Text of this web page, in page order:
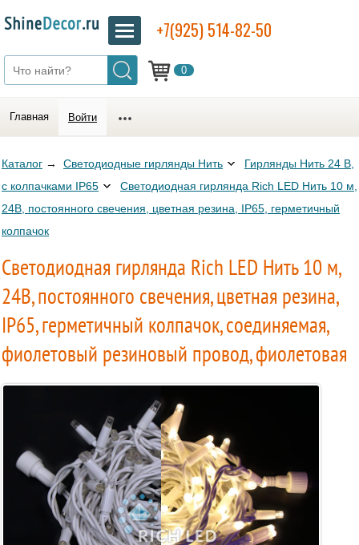
0
+7(925) 514-82-50
Главная Войти
Каталог → Светодиодные гирлянды Нить
Гирлянды Нить 24 В,
с колпачками IP65
Светодиодная гирлянда Rich LED Нить 10 м,
24В, постоянного свечения, цветная резина, IP65, герметичный
колпачок
Светодиодная гирлянда Rich LED Нить 10 м,
24В, постоянного свечения, цветная резина,
IP65, герметичный колпачок, соединяемая,
фиолетовый резиновый провод, фиолетовая